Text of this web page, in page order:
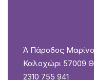
Ά Πάροδος
Καλοχώρι 57009
2310 755 941